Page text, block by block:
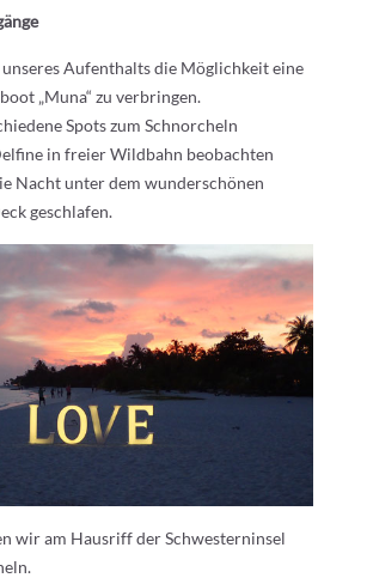
Aufenthalts die Möglichkeit eine
„Muna“ zu verbringen.
Spots zum Schnorcheln
in freier Wildbahn beobachten
Nacht unter dem wunderschönen
geschlafen.
wir am Hausriff der Schwesterninsel